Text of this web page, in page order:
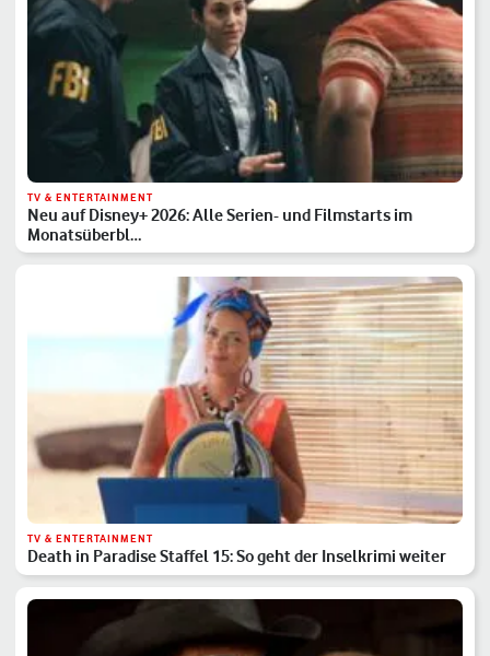
TV & ENTERTAINMENT
Neu auf Disney+ 2026: Alle Serien- und Filmstarts im
Monatsüberbl…
TV & ENTERTAINMENT
Death in Paradise Staffel 15: So geht der Inselkrimi weiter